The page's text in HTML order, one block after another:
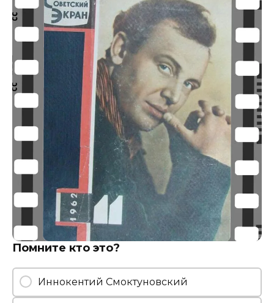
Помните кто это?
Иннокентий Смоктуновский